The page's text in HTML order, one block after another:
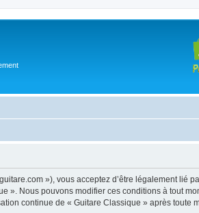
»), vous acceptez d’être légalement lié
». Nous pouvons modifier ces conditions à tout
continue de « Guitare Classique » après toute